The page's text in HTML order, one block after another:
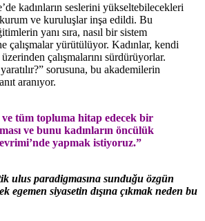
kadınların seslerini yükseltebilecekleri
ve kuruluşlar inşa edildi. Bu
yanı sıra, nasıl bir sistem
çalışmalar yürütülüyor. Kadınlar, kendi
çalışmalarını sürdürüyorlar.
sorusuna, bu akademilerin
aranıyor.
tüm topluma hitap edecek bir
ve bunu kadınların öncülük
yapmak istiyoruz.”
ulus paradigmasına sunduğu özgün
egemen siyasetin dışına çıkmak neden bu